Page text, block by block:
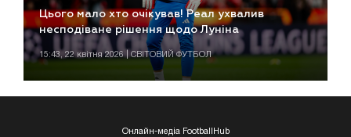
Цього мало хто очікував! Реал ухвалив
несподіване рішення щодо Луніна
15:43, 22 квітня 2026 | СВІТОВИЙ ФУТБОЛ
Онлайн-медіа FootballHub